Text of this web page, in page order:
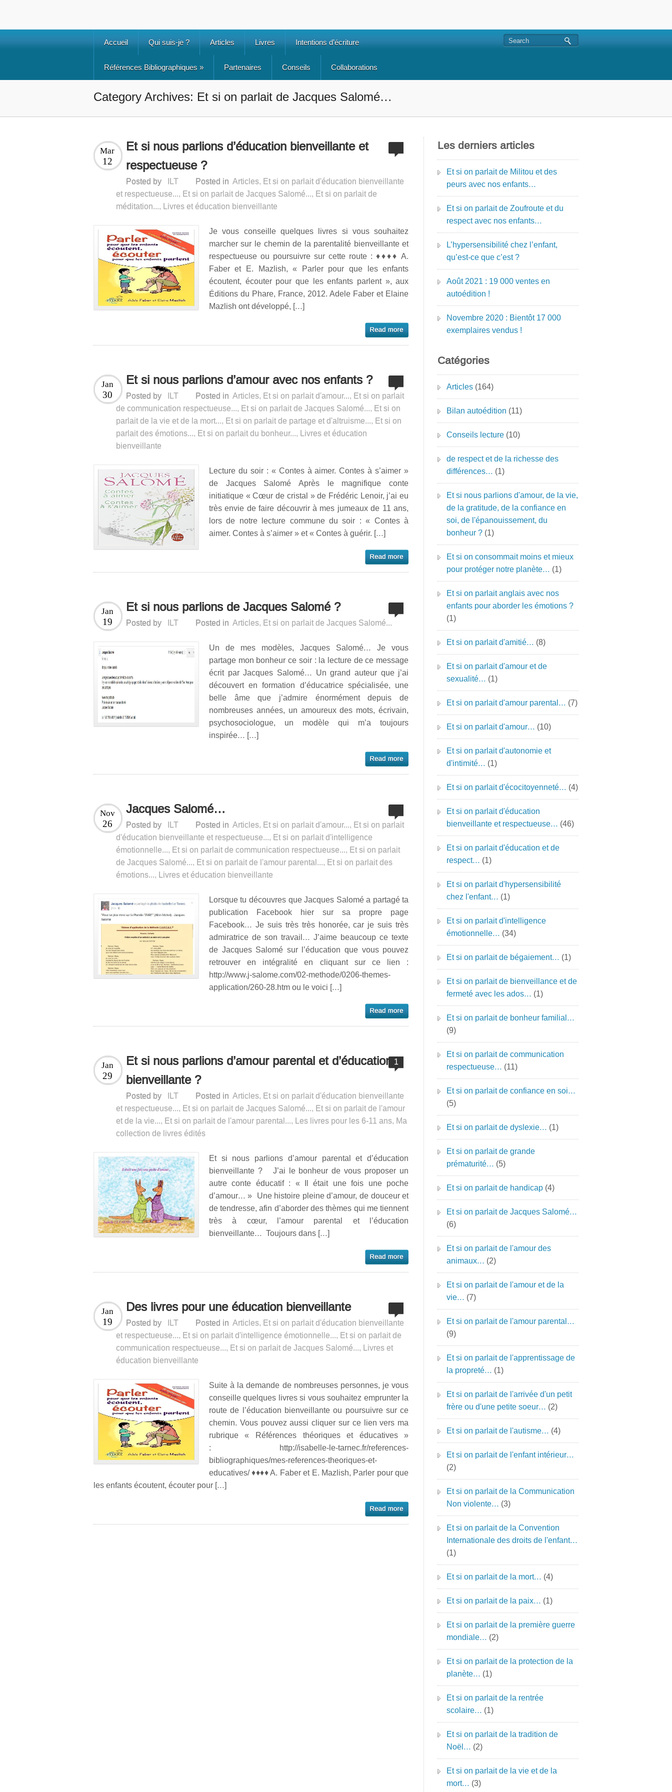
Accueil Qui suis-je ? Articles Livres Intentions d’écriture
Références Bibliographiques » Partenaires Conseils Collaborations
Category Archives: Et si on parlait de Jacques Salomé…
Et si nous parlions d’éducation bienveillante et
respectueuse ?
Mar
12
Posted by ILT Posted in Articles, Et si on parlait d'éducation bienveillante
et respectueuse..., Et si on parlait de Jacques Salomé..., Et si on parlait de
méditation..., Livres et éducation bienveillante
Je vous conseille quelques livres si vous souhaitez
marcher sur le chemin de la parentalité bienveillante et
respectueuse ou poursuivre sur cette route : ♦♦♦♦ A.
Faber et E. Mazlish, « Parler pour que les enfants
écoutent, écouter pour que les enfants parlent », aux
Éditions du Phare, France, 2012. Adele Faber et Elaine
Mazlish ont développé, […]
Et si nous parlions d’amour avec nos enfants ?
Jan
30 Posted by ILT Posted in Articles, Et si on parlait d'amour..., Et si on parlait
de communication respectueuse..., Et si on parlait de Jacques Salomé..., Et si on
parlait de la vie et de la mort..., Et si on parlait de partage et d'altruisme..., Et si on
parlait des émotions..., Et si on parlait du bonheur...,
Livres et éducation
bienveillante
Lecture du soir : « Contes à aimer. Contes à s’aimer »
de Jacques Salomé Après le magnifique conte
initiatique « Cœur de cristal » de Frédéric Lenoir, j’ai eu
très envie de faire découvrir à mes jumeaux de 11 ans,
lors de notre lecture commune du soir : « Contes à
aimer. Contes à s’aimer » et « Contes à guérir. […]
Et si nous parlions de Jacques Salomé ?
Jan
19 Posted by ILT Posted in Articles, Et si on parlait de Jacques Salomé...
Un de mes modèles, Jacques Salomé… Je vous
partage mon bonheur ce soir : la lecture de ce message
écrit par Jacques Salomé… Un grand auteur que j’ai
découvert en formation d’éducatrice spécialisée, une
belle âme que j’admire énormément depuis de
nombreuses années, un amoureux des mots, écrivain,
psychosociologue, un modèle qui m’a toujours
inspirée… […]
Jacques Salomé…
Nov
26 Posted by ILT Posted in Articles, Et si on parlait d'amour..., Et si on parlait
d'éducation bienveillante et respectueuse..., Et si on parlait d'intelligence
émotionnelle..., Et si on parlait de communication respectueuse..., Et si on parlait
de Jacques Salomé..., Et si on parlait de l'amour parental..., Et si on parlait des
émotions..., Livres et éducation bienveillante
Lorsque tu découvres que Jacques Salomé a partagé ta
publication Facebook hier sur sa propre page
Facebook… Je suis très très honorée, car je suis très
admiratrice de son travail… J’aime beaucoup ce texte
de Jacques Salomé sur l’éducation que vous pouvez
retrouver en intégralité en cliquant sur ce lien :
http://www.j-salome.com/02-methode/0206-themes-
application/260-28.htm ou le voici […]
Et si nous parlions d’amour parental et d’éducation
bienveillante ?
Jan
29
Posted by ILT Posted in Articles, Et si on parlait d'éducation bienveillante
et respectueuse..., Et si on parlait de Jacques Salomé..., Et si on parlait de l'amour
et de la vie..., Et si on parlait de l'amour parental..., Les livres pour les 6-11 ans, Ma
collection de livres édités
1
Et si nous parlions d’amour parental et d’éducation
bienveillante ? J’ai le bonheur de vous proposer un
autre conte éducatif : « Il était une fois une poche
d’amour… » Une histoire pleine d’amour, de douceur et
de tendresse, afin d’aborder des thèmes qui me tiennent
très à cœur, l’amour parental et l’éducation
bienveillante… Toujours dans […]
Des livres pour une éducation bienveillante
Jan
19 Posted by ILT Posted in Articles, Et si on parlait d'éducation bienveillante
et respectueuse..., Et si on parlait d'intelligence émotionnelle..., Et si on parlait de
communication respectueuse..., Et si on parlait de Jacques Salomé...,
Livres et
éducation bienveillante
Suite à la demande de nombreuses personnes, je vous
conseille quelques livres si vous souhaitez emprunter la
route de l’éducation bienveillante ou poursuivre sur ce
chemin. Vous pouvez aussi cliquer sur ce lien vers ma
rubrique « Références théoriques et éducatives »
: http://isabelle-le-tarnec.fr/references-
bibliographiques/mes-references-theoriques-et-
educatives/ ♦♦♦♦ A. Faber et E. Mazlish, Parler pour que
les enfants écoutent, écouter pour […]
Les derniers articles
Et si on parlait de Militou et des
peurs avec nos enfants…
Et si on parlait de Zoufroute et du
respect avec nos enfants…
L’hypersensibilité chez l’enfant,
qu’est-ce que c’est ?
Août 2021 : 19 000 ventes en
autoédition !
Novembre 2020 : Bientôt 17 000
exemplaires vendus !
Catégories
Articles(164)
Bilan autoédition (11)
Conseils lecture(10)
de respect et de la richesse des
différences… (1)
Et si nous parlions d'amour, de la vie,
de la gratitude, de la confiance en
soi, de l'épanouissement, du
bonheur ?(1)
Et si on consommait moins et mieux
pour protéger notre planète… (1)
Et si on parlait anglais avec nos
enfants pour aborder les émotions ?
(1)
Et si on parlait d'amitié… (8)
Et si on parlait d'amour et de
sexualité… (1)
Et si on parlait d'amour parental… (7)
Et si on parlait d'amour… (10)
Et si on parlait d'autonomie et
d'intimité… (1)
Et si on parlait d'écocitoyenneté… (4)
Et si on parlait d'éducation
bienveillante et respectueuse… (46)
Et si on parlait d'éducation et de
respect… (1)
Et si on parlait d'hypersensibilité
chez l'enfant… (1)
Et si on parlait d'intelligence
émotionnelle… (34)
Et si on parlait de bégaiement… (1)
Et si on parlait de bienveillance et de
fermeté avec les ados… (1)
Et si on parlait de bonheur familial…
(9)
Et si on parlait de communication
respectueuse… (11)
Et si on parlait de confiance en soi…
(5)
Et si on parlait de dyslexie… (1)
Et si on parlait de grande
prématurité… (5)
Et si on parlait de handicap(4)
Et si on parlait de Jacques Salomé…
(6)
Et si on parlait de l'amour des
animaux… (2)
Et si on parlait de l'amour et de la
vie… (7)
Et si on parlait de l'amour parental…
(9)
Et si on parlait de l'apprentissage de
la propreté… (1)
Et si on parlait de l'arrivée d'un petit
frère ou d'une petite soeur… (2)
Et si on parlait de l'autisme… (4)
Et si on parlait de l'enfant intérieur…
(2)
Et si on parlait de la Communication
Non violente… (3)
Et si on parlait de la Convention
Internationale des droits de l'enfant…
(1)
Et si on parlait de la mort… (4)
Et si on parlait de la paix… (1)
Et si on parlait de la première guerre
mondiale… (2)
Et si on parlait de la protection de la
planète… (1)
Et si on parlait de la rentrée
scolaire… (1)
Et si on parlait de la tradition de
Noël… (2)
Et si on parlait de la vie et de la
mort… (3)